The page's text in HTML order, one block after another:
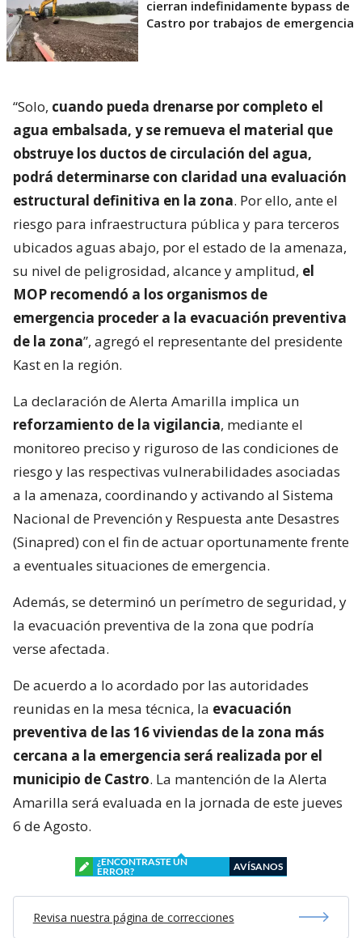
cierran indefinidamente bypass de
Castro por trabajos de emergencia
“Solo, cuando pueda drenarse por completo el
agua embalsada, y se remueva el material que
obstruye los ductos de circulación del agua,
podrá determinarse con claridad una evaluación
estructural definitiva en la zona. Por ello, ante el
riesgo para infraestructura pública y para terceros
ubicados aguas abajo, por el estado de la amenaza,
su nivel de peligrosidad, alcance y amplitud, el
MOP recomendó a los organismos de
emergencia proceder a la evacuación preventiva
de la zona”, agregó el representante del presidente
Kast en la región.
La declaración de Alerta Amarilla implica un
reforzamiento de la vigilancia, mediante el
monitoreo preciso y riguroso de las condiciones de
riesgo y las respectivas vulnerabilidades asociadas
a la amenaza, coordinando y activando al Sistema
Nacional de Prevención y Respuesta ante Desastres
(Sinapred) con el fin de actuar oportunamente frente
a eventuales situaciones de emergencia.
Además, se determinó un perímetro de seguridad, y
la evacuación preventiva de la zona que podría
verse afectada.
De acuerdo a lo acordado por las autoridades
reunidas en la mesa técnica, la evacuación
preventiva de las 16 viviendas de la zona más
cercana a la emergencia será realizada por el
municipio de Castro. La mantención de la Alerta
Amarilla será evaluada en la jornada de este jueves
6 de Agosto.
¿ENCONTRASTE UN
ERROR?
AVÍSANOS
Revisa nuestra página de correcciones